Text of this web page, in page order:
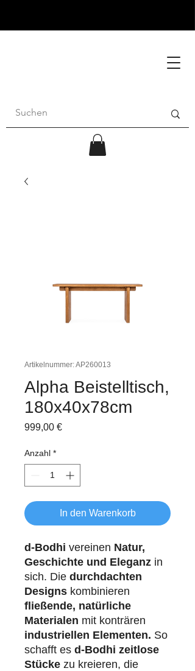
Artikelnummer: AP260013
Alpha Beistelltisch,
180x40x78cm
999,00 €Preis
Anzahl *
In den Warenkorb
d-Bodhi vereinen Natur,
Geschichte und Eleganz in
sich. Die durchdachten
Designs kombinieren
fließende, natürliche
Materialen mit konträren
industriellen Elementen. So
schafft es d-Bodhi zeitlose
Stücke zu kreieren, die